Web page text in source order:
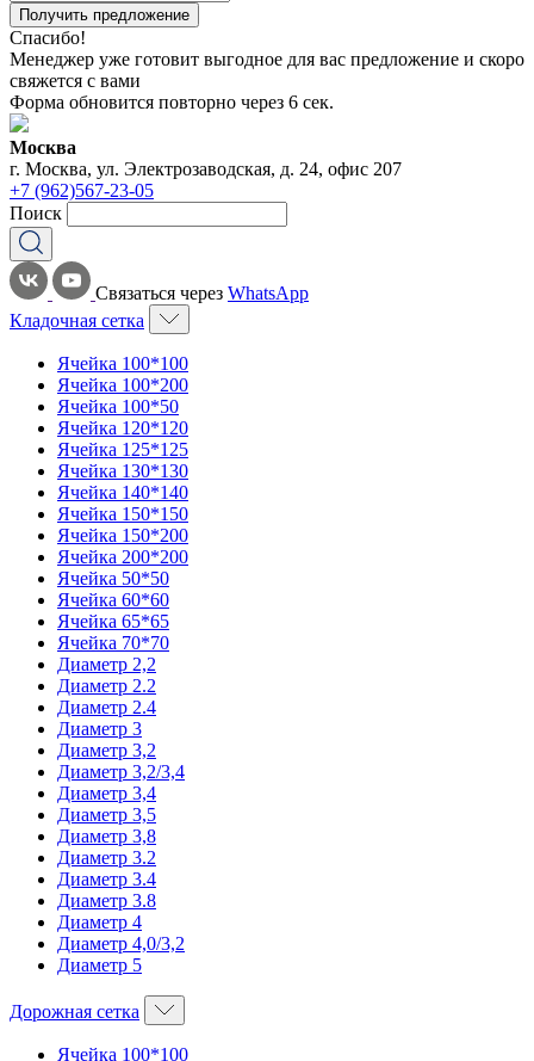
Получить предложение
Спасибо!
Менеджер уже готовит выгодное для вас предложение и скоро
свяжется с вами
Форма обновится повторно через 6 сек.
Москва
г. Москва, ул. Электрозаводская, д. 24, офис 207
+7 (962)567-23-05
Поиск
Связаться через WhatsApp
Кладочная сетка
Ячейка 100*100
Ячейка 100*200
Ячейка 100*50
Ячейка 120*120
Ячейка 125*125
Ячейка 130*130
Ячейка 140*140
Ячейка 150*150
Ячейка 150*200
Ячейка 200*200
Ячейка 50*50
Ячейка 60*60
Ячейка 65*65
Ячейка 70*70
Диаметр 2,2
Диаметр 2.2
Диаметр 2.4
Диаметр 3
Диаметр 3,2
Диаметр 3,2/3,4
Диаметр 3,4
Диаметр 3,5
Диаметр 3,8
Диаметр 3.2
Диаметр 3.4
Диаметр 3.8
Диаметр 4
Диаметр 4,0/3,2
Диаметр 5
Дорожная сетка
Ячейка 100*100